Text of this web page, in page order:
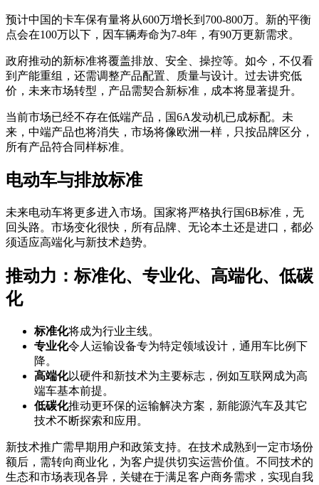
预计中国的卡车保有量将从600万增长到700-800万。新的平衡
点会在100万以下，因车辆寿命为7-8年，有90万更新需求。
政府推动的新标准将覆盖排放、安全、操控等。如今，不仅看
到产能重组，还需调整产品配置、质量与设计。过去讲究低
价，未来市场转型，产品需契合新标准，成本将显著提升。
当前市场已经不存在低端产品，国6A发动机已成标配。未
来，中端产品也将消失，市场将像欧洲一样，只按品牌区分，
所有产品符合同样标准。
电动车与排放标准
未来电动车将更多进入市场。国家将严格执行国6B标准，无
回头路。市场变化很快，所有品牌、无论本土还是进口，都必
须适应高端化与新技术趋势。
推动力：标准化、专业化、高端化、低碳
化
标准化将成为行业主线。
专业化令人运输设备专为特定领域设计，通用车比例下
降。
高端化以硬件和新技术为主要标志，例如互联网成为高
端车基本前提。
低碳化推动更环保的运输解决方案，新能源汽车及其它
技术不断探索和应用。
新技术推广需早期用户和政策支持。在技术成熟到一定市场份
额后，需转向商业化，为客户提供切实运营价值。不同技术的
生态和市场表现各异，关键在于满足客户商务需求，实现自我